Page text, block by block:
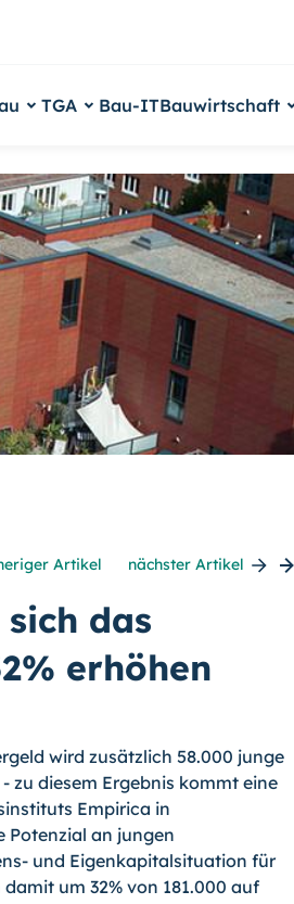
TGA Bau-ITBauwirtschaft
Artikel nächster Artikel
das
erhöhen
wird zusätzlich 58.000 junge
zu diesem Ergebnis kommt eine
Empirica in
Potenzial an jungen
und Eigenkapitalsituation für
um 32% von 181.000 auf